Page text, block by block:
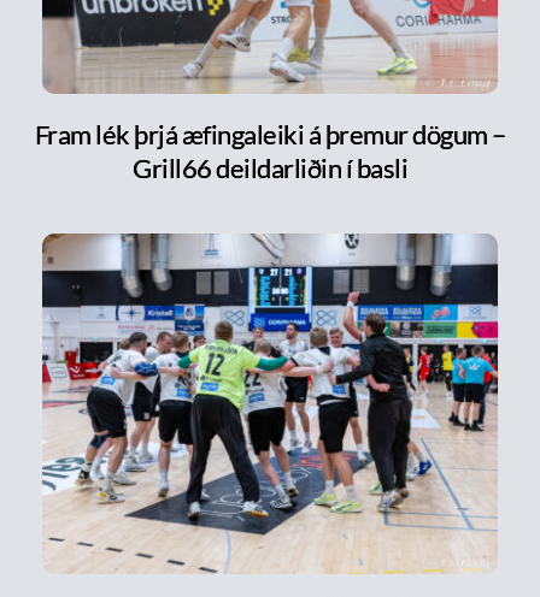
Fram lék þrjá æfingaleiki á þremur dögum –
Grill66 deildarliðin í basli